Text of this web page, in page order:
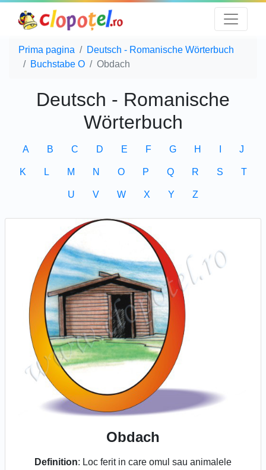
Prima pagina
Deutsch - Romanische Wörterbuch
Buchstabe O
Obdach
Deutsch - Romanische
Wörterbuch
A B C D E F G H J
K L M N O P Q R S T
U V W X Y Z
Obdach
Definition: Loc ferit in care omul sau animalele